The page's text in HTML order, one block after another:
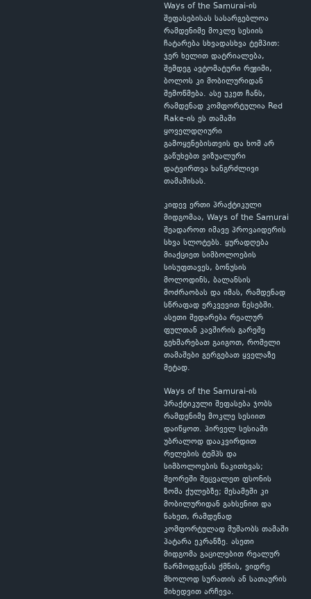
Ways of the Samurai-ის
შეფასებისას სასარგებლოა
რამდენიმე მოკლე სესიის
ჩატარება სხვადასხვა ტემპით:
ჯერ ხელით დატრიალება,
შემდეგ ავტომატური რეჟიმი,
ბოლოს კი მობილურიდან
შემოწმება. ასე უკეთ ჩანს,
რამდენად კომფორტულია Red
Rake-ის ეს თამაში
ყოველდღიური
გამოყენებისთვის და ხომ არ
გაწუხებთ ვიზუალური
დატვირთვა ხანგრძლივი
თამაშისას.
კიდევ ერთი პრაქტიკული
მიდგომაა, Ways of the Samurai
შეადაროთ იმავე პროვაიდერის
სხვა სლოტებს. ყურადღება
მიაქციეთ სიმბოლოების
სისუფთავეს, ბონუსის
მოლოდინს, ბალანსის
მოძრაობას და იმას, რამდენად
სწრაფად ერკვევით წესებში.
ასეთი შედარება რეალურ
ფულთან კავშირის გარეშე
გეხმარებათ გაიგოთ, რომელი
თამაშები გერგებათ ყველაზე
მეტად.
Ways of the Samurai-ის
პრაქტიკული შეფასება ჯობს
რამდენიმე მოკლე სესიით
დაიწყოთ. პირველ სესიაში
უბრალოდ დააკვირდით
რელების ტემპს და
სიმბოლოების წაკითხვას;
მეორეში შეცვალეთ ფსონის
ზომა ქულებზე; მესამეში კი
მობილურიდან გახსენით და
ნახეთ, რამდენად
კომფორტულად მუშაობს თამაში
პატარა ეკრანზე. ასეთი
მიდგომა გაცილებით რეალურ
წარმოდგენას ქმნის, ვიდრე
მხოლოდ სურათის ან სათაურის
მიხედვით არჩევა.